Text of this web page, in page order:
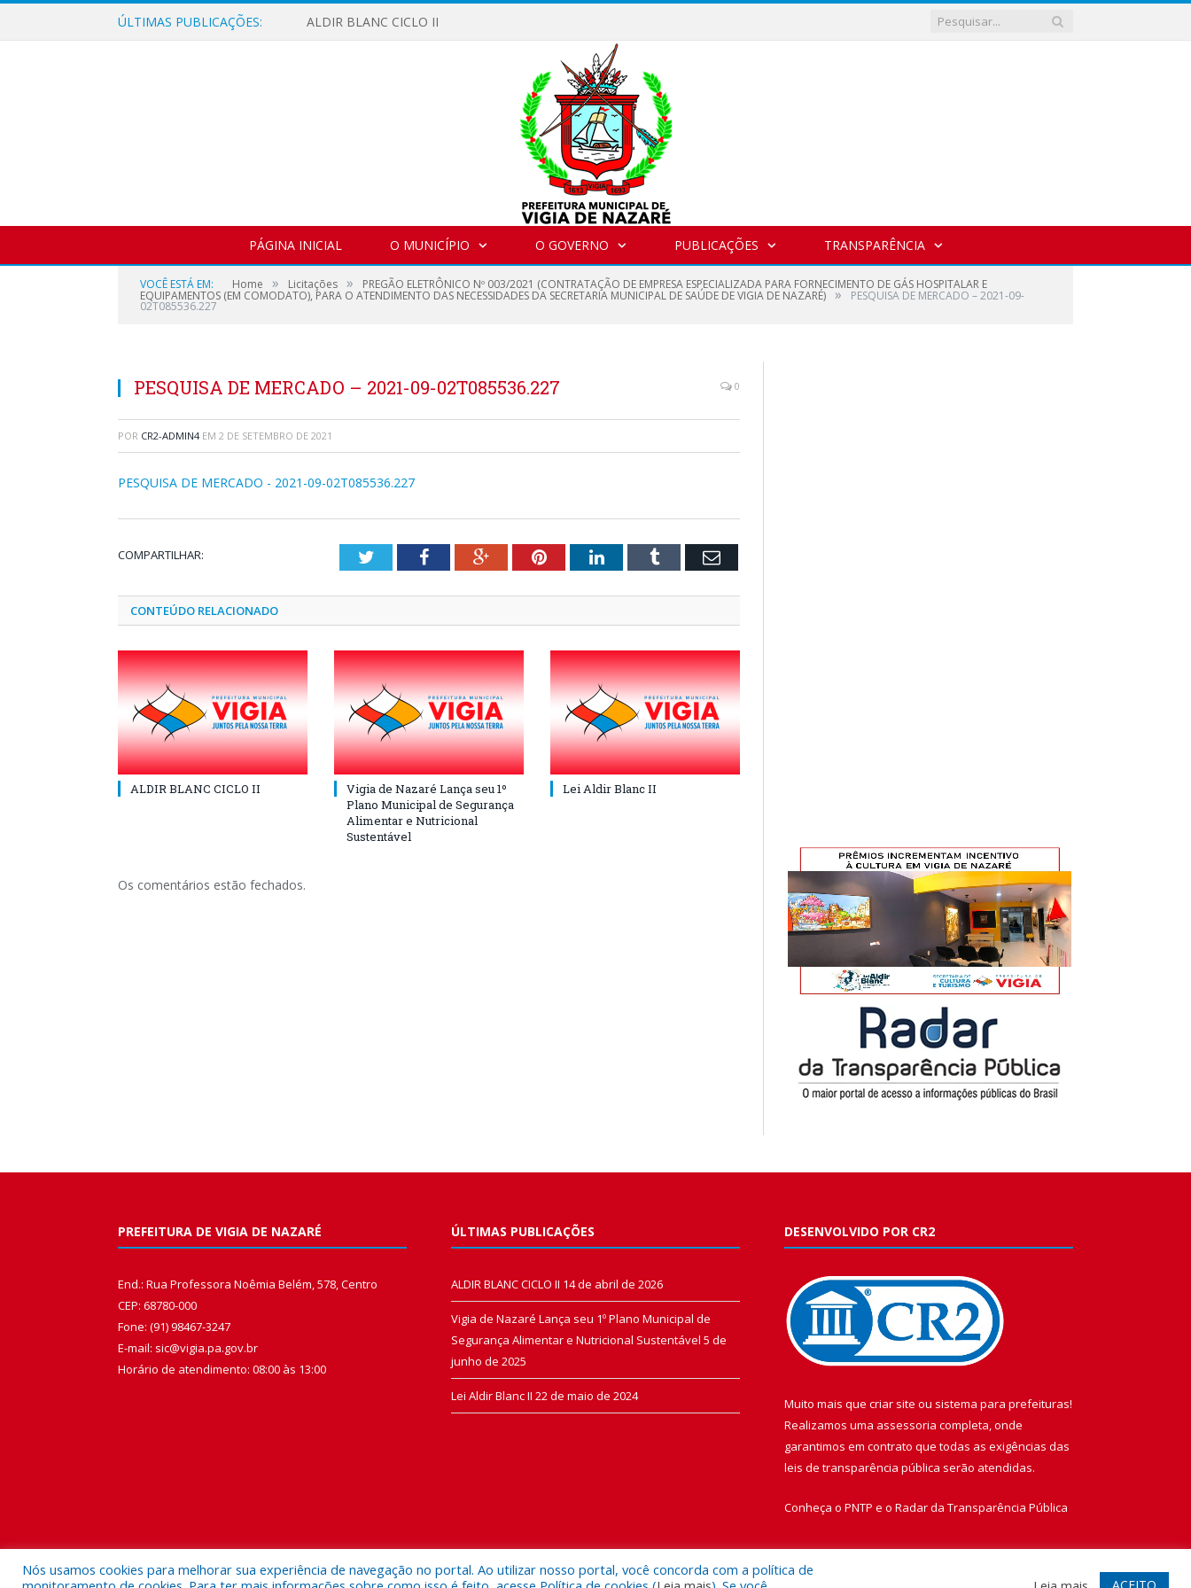
ÚLTIMAS PUBLICAÇÕES: ALDIR BLANC CICLO II
PÁGINA INICIAL O MUNICÍPIO O GOVERNO PUBLICAÇÕES TRANSPARÊNCIA
VOCÊ ESTÁ EM: Home » Licitações » PREGÃO ELETRÔNICO Nº 003/2021 (CONTRATAÇÃO DE EMPRESA ESPECIALIZADA PARA FORNECIMENTO DE GÁS HOSPITALAR E
EQUIPAMENTOS (EM COMODATO), PARA O ATENDIMENTO DAS NECESSIDADES DA SECRETARIA MUNICIPAL DE SAÚDE DE VIGIA DE NAZARÉ) » PESQUISA DE MERCADO – 2021-09-
02T085536.227
PESQUISA DE MERCADO – 2021-09-02T085536.227 0
POR CR2-ADMIN4 EM 2 DE SETEMBRO DE 2021
PESQUISA DE MERCADO - 2021-09-02T085536.227
COMPARTILHAR: TwitterFacebookGoogle+PinterestLinkedInTumblr Email
CONTEÚDO RELACIONADO
ALDIR BLANC CICLO II
Vigia de Nazaré Lança seu 1º
Plano Municipal de Segurança
Alimentar e Nutricional
Sustentável
Lei Aldir Blanc II
Os comentários estão fechados.
PREFEITURA DE VIGIA DE NAZARÉ
End.: Rua Professora Noêmia Belém, 578, Centro
CEP: 68780-000
Fone: (91) 98467-3247
E-mail: sic@vigia.pa.gov.br
Horário de atendimento: 08:00 às 13:00
ÚLTIMAS PUBLICAÇÕES
ALDIR BLANC CICLO II 14 de abril de 2026
Vigia de Nazaré Lança seu 1º Plano Municipal de
Segurança Alimentar e Nutricional Sustentável 5 de
junho de 2025
Lei Aldir Blanc II 22 de maio de 2024
DESENVOLVIDO POR CR2
Muito mais que criar site ou sistema para prefeituras!
Realizamos uma assessoria completa, onde
garantimos em contrato que todas as exigências das
leis de transparência pública serão atendidas.
Conheça o PNTP e o Radar da Transparência Pública
Nós usamos cookies para melhorar sua experiência de navegação no portal. Ao utilizar nosso portal, você concorda com a política de
ACEITO